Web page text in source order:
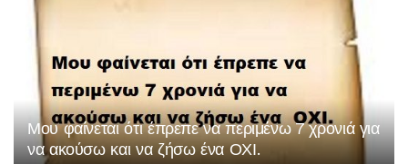
Μου φαίνεται ότι έπρεπε να περιμένω 7 χρονιά για
να ακούσω και να ζήσω ένα ΟΧΙ.